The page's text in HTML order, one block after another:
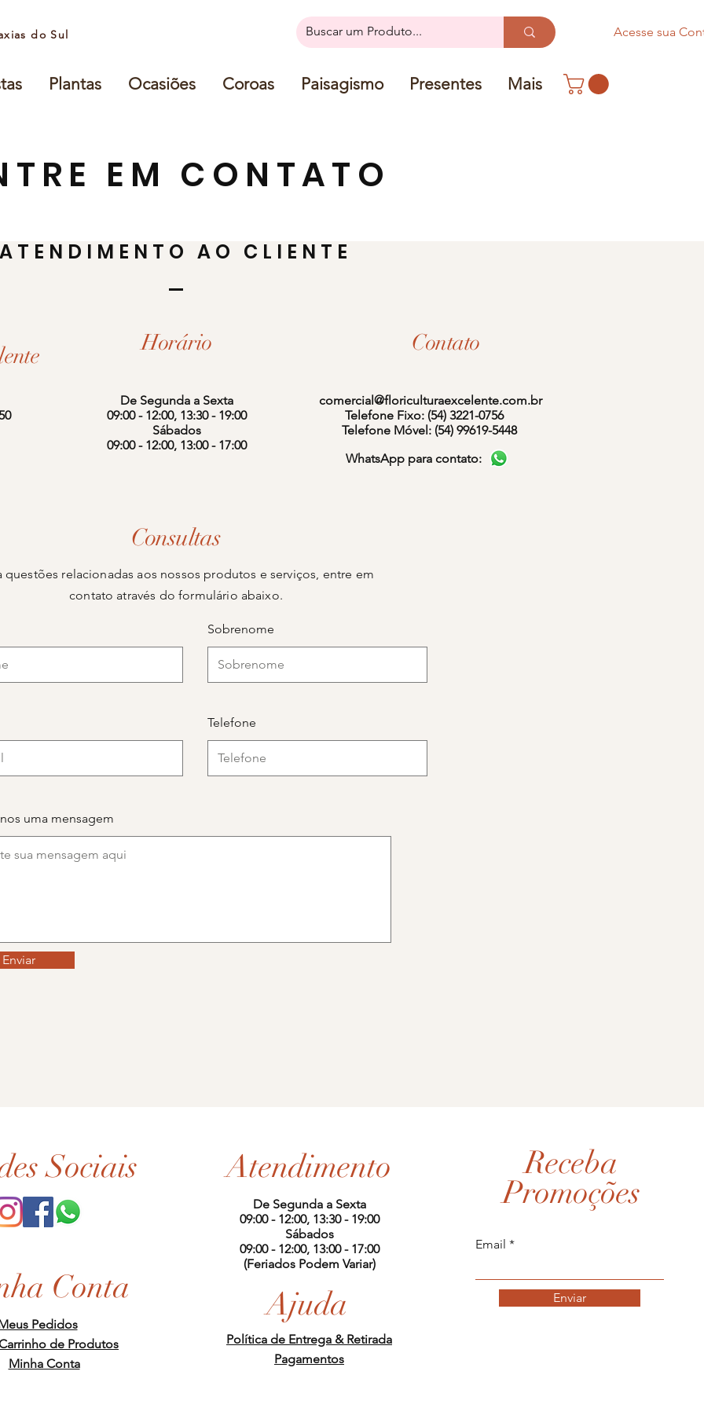
do Sul
Plantas Ocasiões Coroas Paisagismo Presentes Mais
Acesse sua
EM CONTATO
ATENDIMENTO AO CLIENTE
Horário
De Segunda a Sexta
09:00 - 12:00, 13:30 - 19:00
Sábados
09:00 - 12:00, 13:00 - 17:00
Contato
comercial@floriculturaexcelente.com.br
Telefone Fixo: (54) 3221-0756
Telefone Móvel: (54) 99619-5448
WhatsApp para contato:
Sobrenome
Telefone
uma mensagem
Enviar
Consultas
questões relacionadas aos nossos produtos e serviços, entre em
contato através do formulário abaixo.
Sociais
Conta
Pedidos
de Produtos
Minha Conta
Atendimento
De Segunda a Sexta
09:00 - 12:00, 13:30 - 19:00
Sábados
09:00 - 12:00, 13:00 - 17:00
(Feriados Podem Variar)
Ajuda
Política de Entrega & Retirada
Pagamentos
Promoções
Receba
Email
Enviar